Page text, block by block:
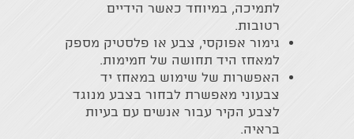
לתמיכה, במיוחד כאשר הידיים
רטובות.
גימור אפוקסי, צבע או פלסטיק מספק
למאחז היד תחושה של חמימות.
האפשרות של שימוש במאחז יד
צבעוני מאפשרת לבחור בצבע מנוגד
לצבע הקיר עבור אנשים עם בעיות
בראיה.